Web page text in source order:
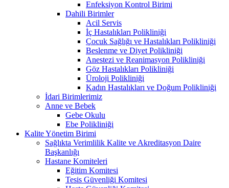
Enfeksiyon Kontrol Birimi
Dahili Birimler
Acil Servis
İç Hastalıkları Polikliniği
Çocuk Sağlığı ve Hastalıkları Polikliniği
Beslenme ve Diyet Polikliniği
Anestezi ve Reanimasyon Polikliniği
Göz Hastalıkları Polikliniği
Üroloji Polikliniği
Kadın Hastalıkları ve Doğum Polikliniği
İdari Birimlerimiz
Anne ve Bebek
Gebe Okulu
Ebe Polikliniği
Kalite Yönetim Birimi
Sağlıkta Verimlilik Kalite ve Akreditasyon Daire
Başkanlığı
Hastane Komiteleri
Eğitim Komitesi
Tesis Güvenliği Komitesi